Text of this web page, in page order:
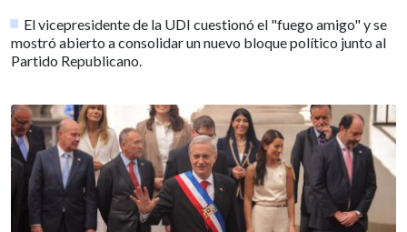
El vicepresidente de la UDI cuestionó el "fuego amigo" y se
mostró abierto a consolidar un nuevo bloque político junto al
Partido Republicano.